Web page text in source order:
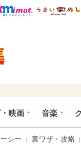
ウレぴあ総研 ディ
mimot.
映画 音楽
シー 裏ワザ・攻略